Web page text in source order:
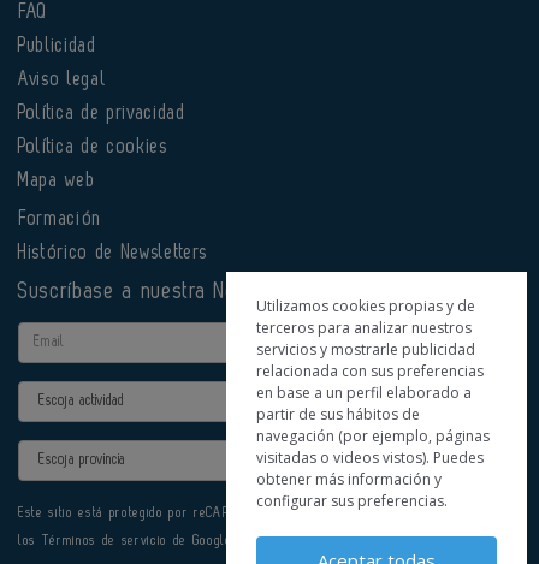
FAQ
Publicidad
Aviso legal
Política de privacidad
Política de cookies
Mapa web
Formación
Histórico de Newsletters
Suscríbase a nuestra Newsletter
Email
Actividad
Provincia
Este sitio está protegido por reCAPTCHA y se aplican la
los Términos de servicio de Google.
Utilizamos cookies propias y de
terceros para analizar nuestros
servicios y mostrarle publicidad
relacionada con sus preferencias
en base a un perfil elaborado a
partir de sus hábitos de
navegación (por ejemplo, páginas
visitadas o videos vistos). Puedes
obtener más información y
configurar sus preferencias.